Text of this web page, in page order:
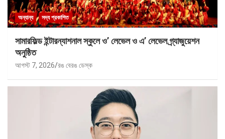
অন্যান্য সদ্য প্রকাশিত
সামারফিল্ড ইন্টারন্যাশনাল স্কুলে ও’ লেভেল ও এ’ লেভেল গ্র্যাজুয়েশন
অনুষ্ঠিত
আগস্ট 7, 2026 রঙ বেরঙ ডেস্ক